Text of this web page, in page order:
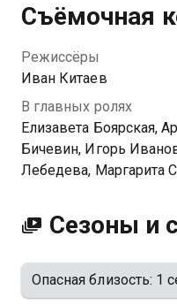
водителей и
предательств, интриг и
Съёмочная
Режиссёры
Иван Китаев
В главных ролях
Елизавета Боярская,
Бичевин, Игорь
Лебедева, Маргарита
Сезоны и
Опасная близость: 1